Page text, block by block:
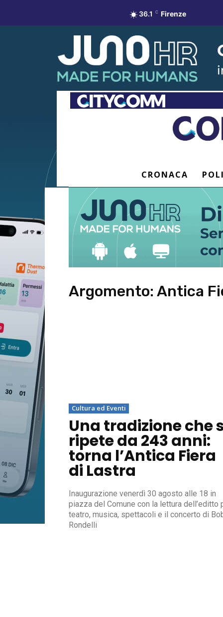
36.1 C Firenze
CRONACA
Argomento: Antica
Cultura ed Eventi
Una tradizione che
ripete da 243 anni:
torna l’Antica Fiera
di Lastra
Inaugurazione venerdì 30 agosto alle 18 in
piazza del Comune con la lettura dell’editto
teatro, musica, spettacoli e il concerto di Bobo
Rondelli